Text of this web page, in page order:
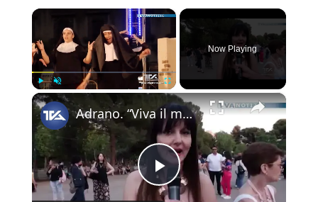
×
Play Unmute Fullscreen
Now Playing
×
Play
Adrano. “Viva il musical”. Alla villa comunale protagonisti gli alunni della scuola media Mazzini